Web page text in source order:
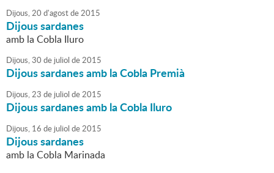
Dijous,20 d'agostde2015
Dijous sardanes
amb la Cobla Iluro
Dijous,30 de juliol de2015
Dijous sardanes amb la Cobla Premià
Dijous,23 de juliol de2015
Dijous sardanes amb la Cobla Iluro
Dijous, 16 de juliol de2015
Dijous sardanes
amb la Cobla Marinada